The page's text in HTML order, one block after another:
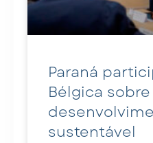
Paraná
Bélgica sobre
sustentável